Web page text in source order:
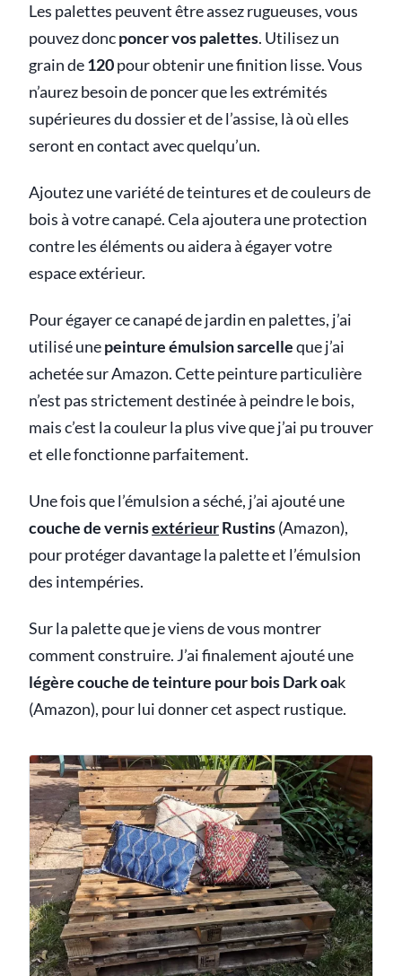
Les palettes peuvent être assez rugueuses, vous
pouvez doncponcer vos palettes. Utilisez un
grain de120pour obtenir une finition lisse. Vous
n’aurez besoin de poncer que les extrémités
supérieures du dossier et de l’assise, là où elles
seront en contact avec quelqu’un.
Ajoutez une variété de teintures et de couleurs de
bois à votre canapé. Cela ajoutera une protection
contre les éléments ou aidera à égayer votre
espace extérieur.
Pour égayer ce canapé de jardin en palettes, j’ai
utilisé unepeinture émulsion sarcelleque j’ai
achetée sur Amazon. Cette peinture particulière
n’est pas strictement destinée à peindre le bois,
mais c’est la couleur la plus vive que j’ai pu trouver
et elle fonctionne parfaitement.
Une fois que l’émulsion a séché, j’ai ajouté une
couche de vernisextérieurRustins(Amazon),
pour protéger davantage la palette et l’émulsion
des intempéries.
Sur la palette que je viens de vous montrer
comment construire. J’ai finalement ajouté une
légère couche de teinture pour bois Dark oak
(Amazon), pour lui donner cet aspect rustique.